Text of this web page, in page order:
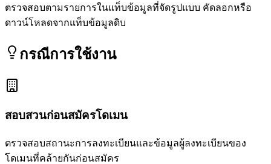
ตรวจสอบตามรายการในแท็บข้อมูลที่จัดรูปแบบ คัดลอกหรือ
ดาวน์โหลดจากแท็บข้อมูลดิบ
กรณีการใช้งาน
สอบสวนก่อนสมัครโดเมน
ตรวจสอบสถานะการลงทะเบียนและข้อมูลผู้ลงทะเบียนของ
โดเมนที่คล้ายกันก่อนสมัคร